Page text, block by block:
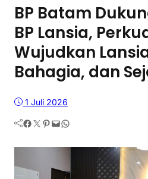
BP Batam
BP Lansia,
Wujudkan
Bahagia, dan
1 Juli 2026
Facebook Twitter Pinterest Mail WhatsApp